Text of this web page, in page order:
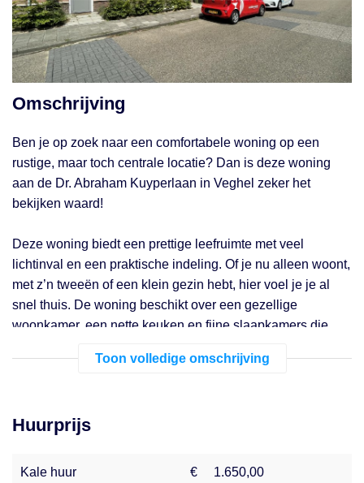
Omschrijving
Ben je op zoek naar een comfortabele woning op een
rustige, maar toch centrale locatie? Dan is deze woning
aan de Dr. Abraham Kuyperlaan in Veghel zeker het
bekijken waard!
Deze woning biedt een prettige leefruimte met veel
lichtinval en een praktische indeling. Of je nu alleen woont,
met z’n tweeën of een klein gezin hebt, hier voel je je al
snel thuis. De woning beschikt over een gezellige
woonkamer, een nette keuken en fijne slaapkamers die
je geniet van een prettige woonomgeving met veel groen.
supermarkten, scholen en sportfaciliteiten. Ook het centrum
Toon volledige omschrijving
Huurprijs
Kale huur € 1.650,00